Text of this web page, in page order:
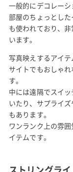
一般的にデコレーシ
部屋のちょっとし
も使われており、
います。
写真映えするアイ
サイトでもおしゃ
す。
中には遠隔でスイ
いたり、サプライ
もあります。
ワンランク上の雰
イテムです。